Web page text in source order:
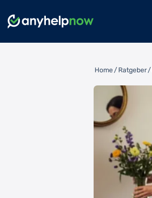
Home/Ratgeber/